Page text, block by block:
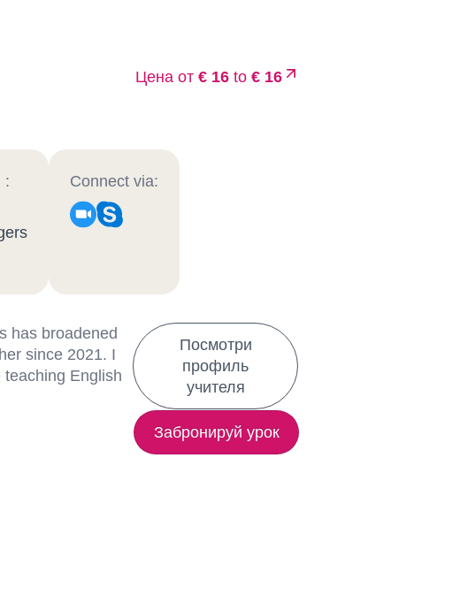
Цена от € 16 to € 16
:
Connect via:
has broadened
since 2021. I
English
Посмотри
профиль
учителя
Забронируй урок